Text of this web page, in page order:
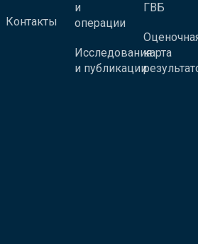
Контакты
и
операции
Исследования
и публикации
ГВБ
карта